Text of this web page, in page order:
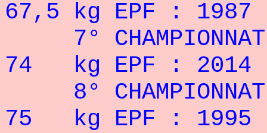
67,5 kg EPF : 1987
7°
74 kg EPF : 2014
8°
75 kg EPF : 1995